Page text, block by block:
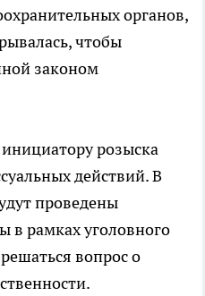
органов,
чтобы
законом
розыска
действий. В
проведены
в рамках уголовного
вопрос о